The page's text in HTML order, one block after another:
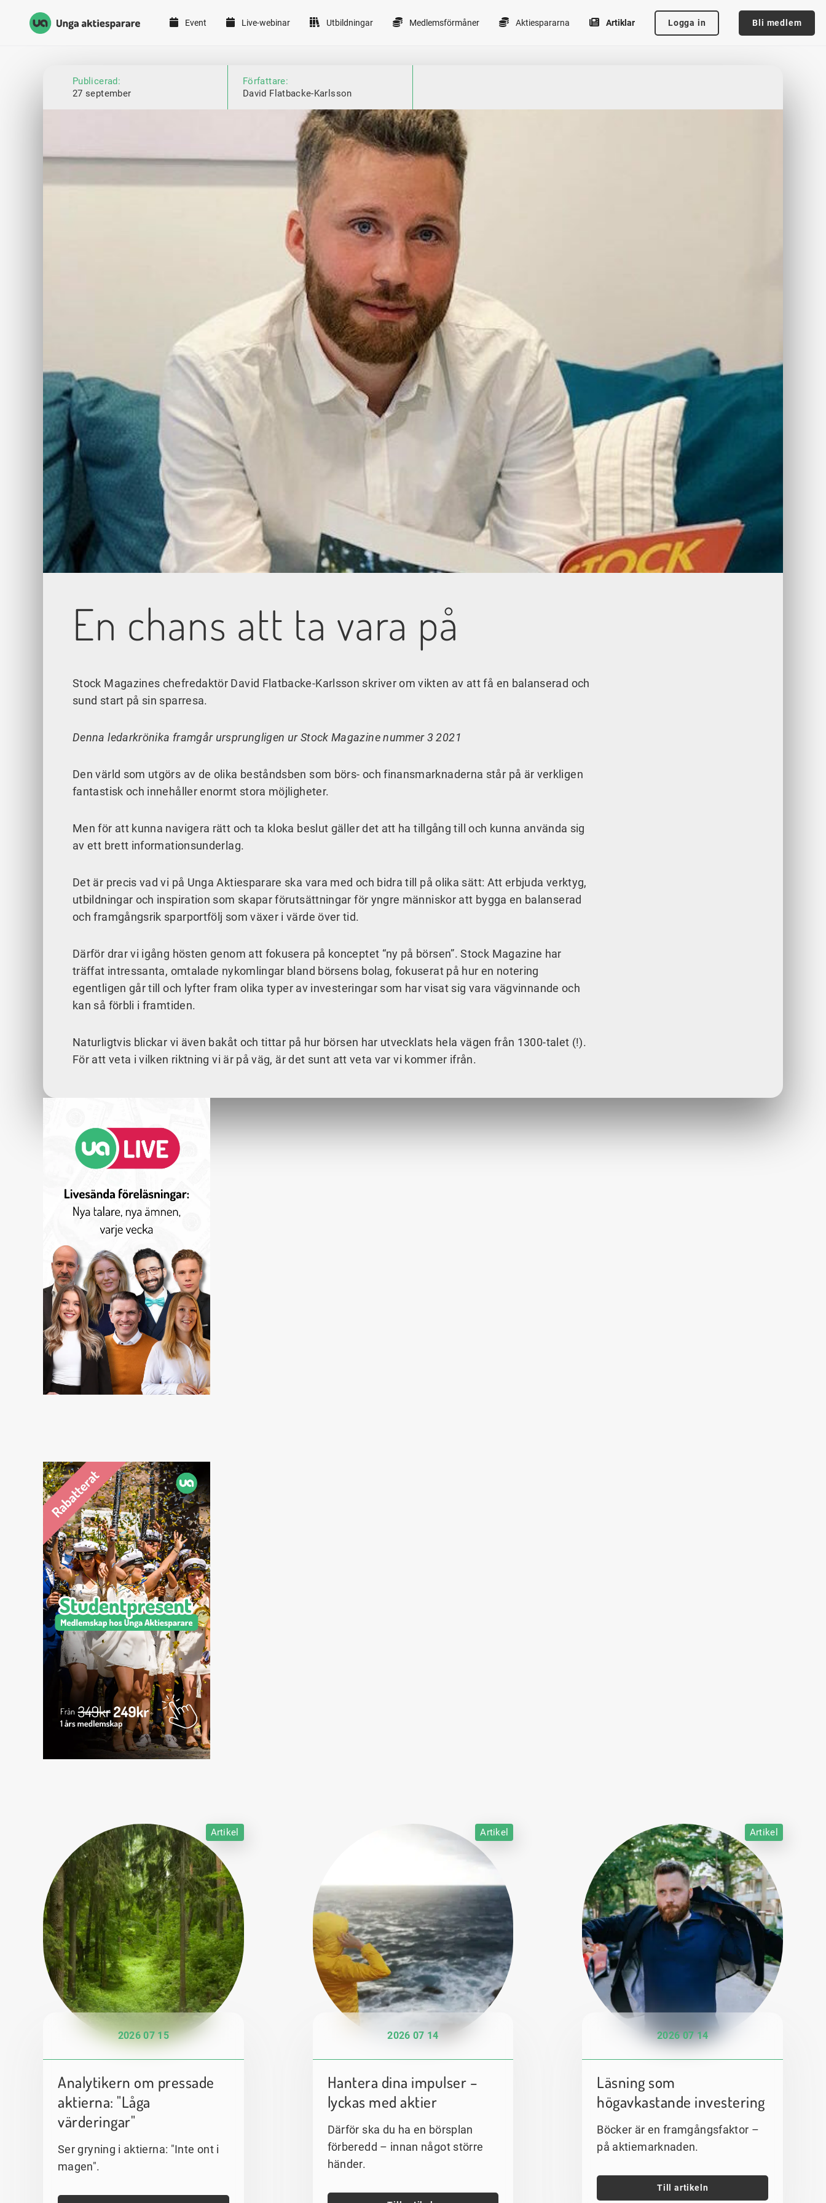
Unga Aktiesparare
Event Live-webinar Utbildningar Medlemsförmåner Aktiespararna Artiklar Logga in Bli medlem
Publicerad:
27 september
Författare:
David Flatbacke-Karlsson
En chans att ta vara på
Stock Magazines chefredaktör David Flatbacke-Karlsson skriver om vikten av att få en balanserad och
sund start på sin sparresa.
Denna ledarkrönika framgår ursprungligen ur Stock Magazine nummer 3 2021
Den värld som utgörs av de olika beståndsben som börs- och finansmarknaderna står på är verkligen
fantastisk och innehåller enormt stora möjligheter.
Men för att kunna navigera rätt och ta kloka beslut gäller det att ha tillgång till och kunna använda sig
av ett brett informationsunderlag.
Det är precis vad vi på Unga Aktiesparare ska vara med och bidra till på olika sätt: Att erbjuda verktyg,
utbildningar och inspiration som skapar förutsättningar för yngre människor att bygga en balanserad
och framgångsrik sparportfölj som växer i värde över tid.
Därför drar vi igång hösten genom att fokusera på konceptet “ny på börsen”. Stock Magazine har
träffat intressanta, omtalade nykomlingar bland börsens bolag, fokuserat på hur en notering
egentligen går till och lyfter fram olika typer av investeringar som har visat sig vara vägvinnande och
kan så förbli i framtiden.
Naturligtvis blickar vi även bakåt och tittar på hur börsen har utvecklats hela vägen från 1300-talet (!).
För att veta i vilken riktning vi är på väg, är det sunt att veta var vi kommer ifrån.
Artikel
2026 07 15
Analytikern om pressade
aktierna: "Låga
värderingar"
Ser gryning i aktierna: "Inte ont i
magen".
Artikel
2026 07 14
Hantera dina impulser –
lyckas med aktier
Därför ska du ha en börsplan
förberedd – innan något större
händer.
Artikel
2026 07 14
Läsning som
högavkastande investering
Böcker är en framgångsfaktor –
på aktiemarknaden.
Till artikeln